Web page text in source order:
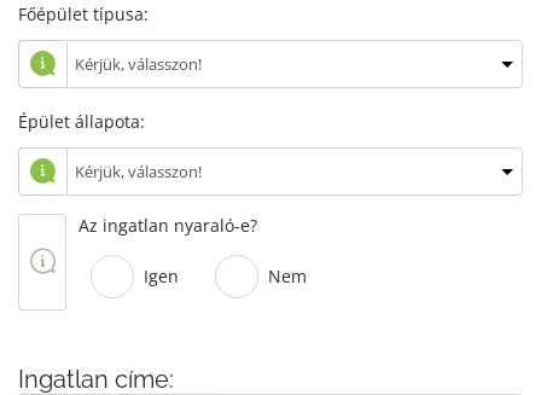
Főépület típusa:
Épület állapota:
Az ingatlan nyaraló-e?
Igen Nem
Ingatlan címe: